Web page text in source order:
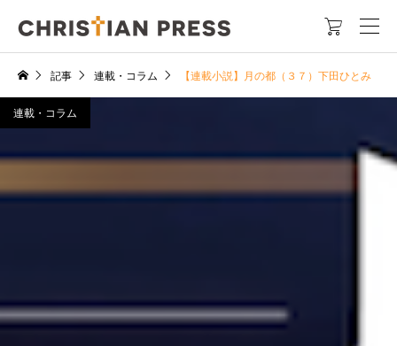

記事 連載・コラム 【連載小説】月の都（３７）下田ひとみ
連載・コラム